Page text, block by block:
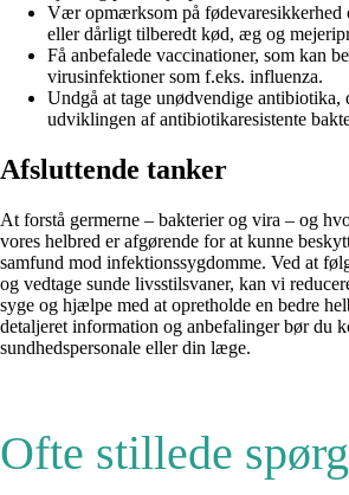
Vær opmærksom på fødevaresikkerhed
eller dårligt tilberedt kød, æg og
Få anbefalede vaccinationer, som kan
virusinfektioner som f.eks. influenza.
Undgå at tage unødvendige antibiotika,
udviklingen af ​​antibiotikaresistente
Afsluttende tanker
At forstå germerne – bakterier og vira – og
vores helbred er afgørende for at kunne
samfund mod infektionssygdomme. Ved at
og vedtage sunde livsstilsvaner, kan vi
syge og hjælpe med at opretholde en bedre
detaljeret information og anbefalinger bør du
sundhedspersonale eller din læge.
Ofte stillede